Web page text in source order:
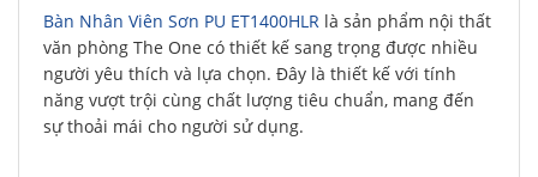
Bàn Nhân Viên Sơn PU ET1400HLR là sản phẩm nội thất
văn phòng The One có thiết kế sang trọng được nhiều
người yêu thích và lựa chọn. Đây là thiết kế với tính
năng vượt trội cùng chất lượng tiêu chuẩn, mang đến
sự thoải mái cho người sử dụng.